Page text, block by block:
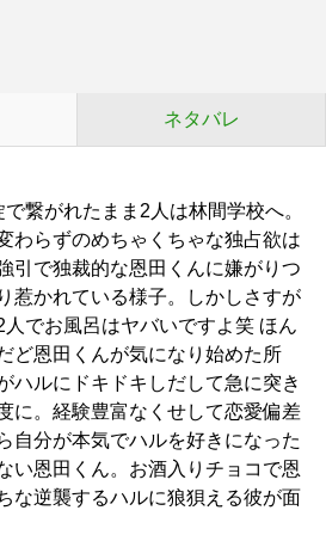
ネタバレ
繋がれたまま2人は林間学校へ。
わらずのめちゃくちゃな独占欲は
引で独裁的な恩田くんに嫌がりつ
惹かれている様子。しかしさすが
人でお風呂はヤバいですよ笑 ほん
ど恩田くんが気になり始めた所
ハルにドキドキしだして急に突き
に。経験豊富なくせして恋愛偏差
自分が本気でハルを好きになった
い恩田くん。お酒入りチョコで恩
な逆襲するハルに狼狽える彼が面